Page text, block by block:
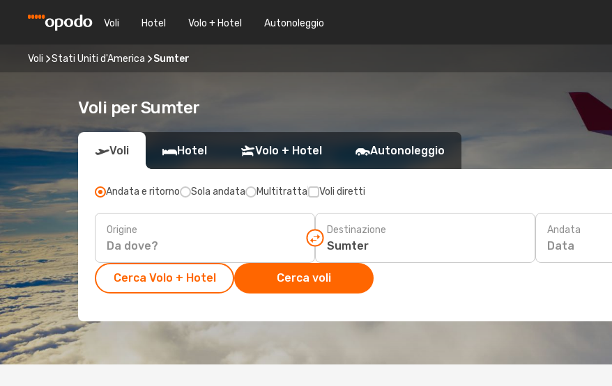
Voli Hotel Volo + Hotel Autonoleggio
Voli Stati Uniti d'America Sumter
Voli per Sumter
Voli Hotel Volo + Hotel Autonoleggio
Andata e ritorno Sola andata Multitratta Voli diretti
Origine Destinazione Andata
Data
Cerca Volo + Hotel Cerca voli